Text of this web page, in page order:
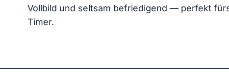
Vollbild und seltsam befriedigend — perfekt
Timer.